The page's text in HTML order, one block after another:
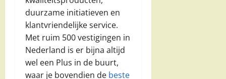
duurzame initiatieven en
klantvriendelijke service.
Met ruim 500 vestigingen in
Nederland is er bijna altijd
wel een Plus in de buurt,
waar je bovendien de beste